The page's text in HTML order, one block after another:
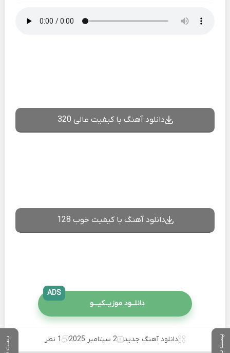
دانلود آهنگ با کیفیت عالی 320
دانلود آهنگ با کیفیت خوب 128
دانلــود موزیــکیـــو
ADS
دانلود آهنگ جدید 2 سپتامبر 2025 1 نظر